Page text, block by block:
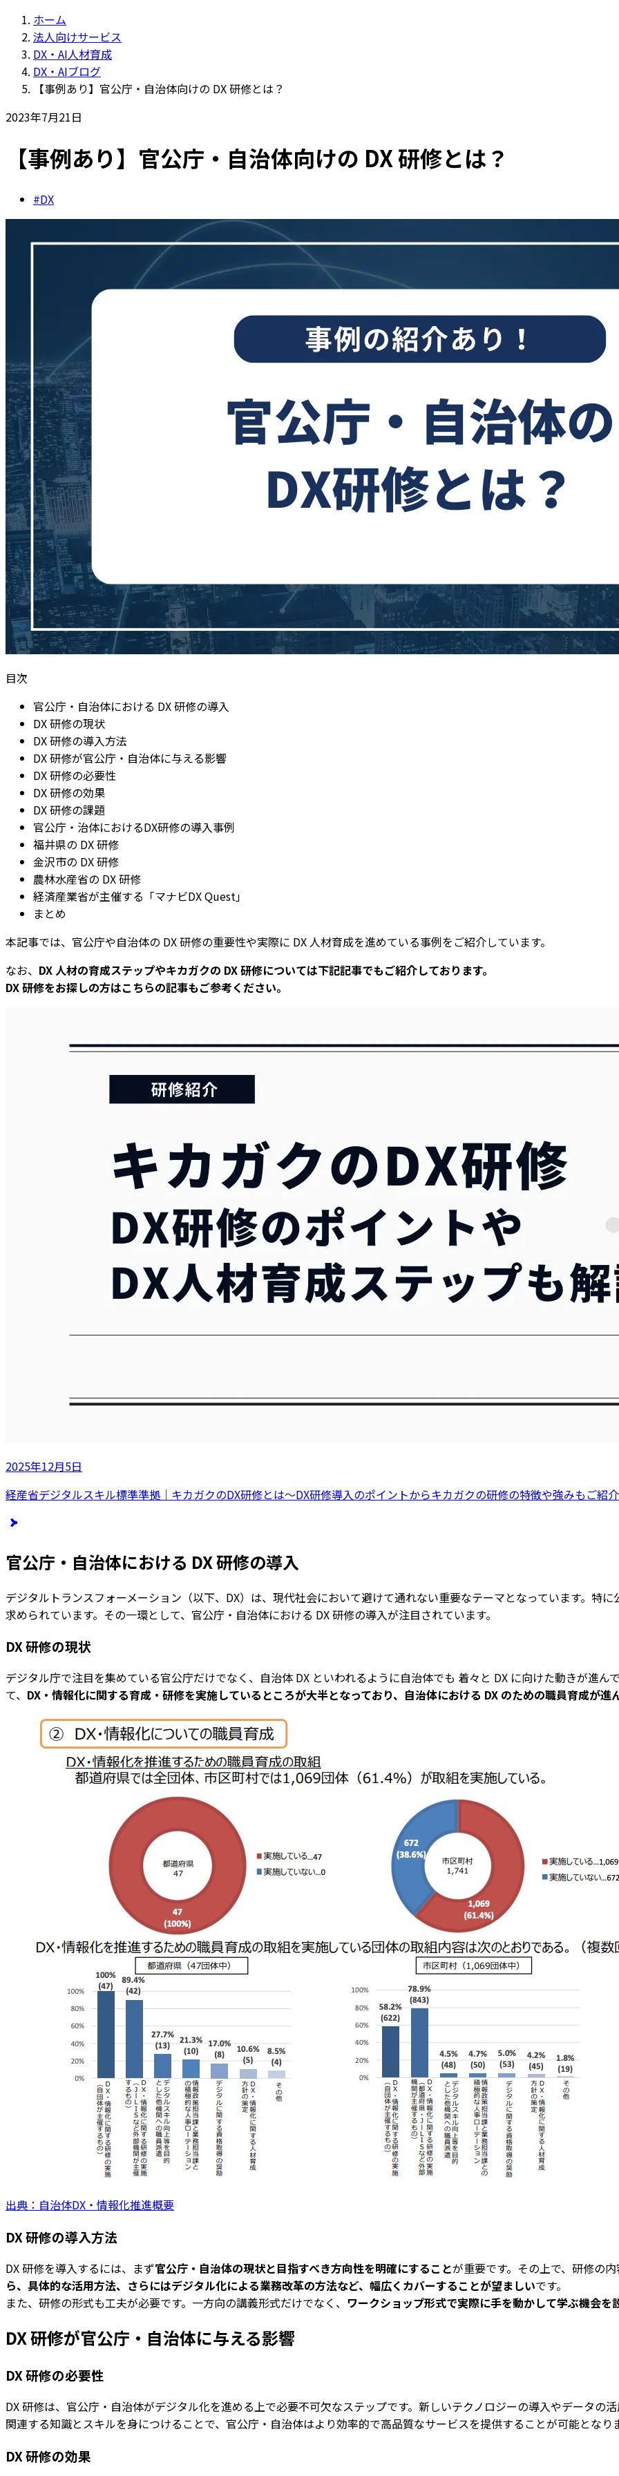
ホーム
法人向けサービス
DX・AI人材育成
DX・AIブログ
【事例あり】官公庁・自治体向けの DX 研修とは？
2023年7月21日
【事例あり】官公庁・自治体向けの DX 研修とは？
#DX
目次
官公庁・自治体における DX 研修の導入
DX 研修の現状
DX 研修の導入方法
DX 研修が官公庁・自治体に与える影響
DX 研修の必要性
DX 研修の効果
DX 研修の課題
官公庁・治体におけるDX研修の導入事例
福井県の DX 研修
金沢市の DX 研修
農林水産省の DX 研修
経済産業省が主催する「マナビDX Quest」
まとめ
本記事では、官公庁や自治体の DX 研修の重要性や実際に DX 人材育成を進めている事例をご紹介しています。
なお、 DX 人材の育成ステップやキカガクの DX 研修については下記記事でもご紹介しております。
DX 研修をお探しの方はこちらの記事もご参考ください。
2025年12月5日
経産省デジタルスキル標準準拠｜キカガクのDX研修とは〜DX研修導入のポイントからキカガクの研修の特徴や強みもご紹
官公庁・自治体における DX 研修の導入
デジタルトランスフォーメーション（以下、DX）は、現代社会において避けて通れない重要なテーマとなっています。特
求められています。その一環として、官公庁・自治体における DX 研修の導入が注目されています。
DX 研修の現状
デジタル庁で注目を集めている官公庁だけでなく、自治体 DX といわれるように自治体でも 着々と DX に向けた動きが進
て、 DX・情報化に関する育成・研修を実施しているところが大半となっており、自治体における DX のための職員育成が進
出典：⾃治体DX・情報化推進概要
DX 研修の導入方法
DX 研修を導入するには、まず官公庁・自治体の現状と目指すべき方向性を明確にすることが重要です。その上で、研修の
ら、具体的な活用方法、さらにはデジタル化による業務改革の方法など、幅広くカバーすることが望ましいです。
また、研修の形式も工夫が必要です。一方向の講義形式だけでなく、 ワークショップ形式で実際に手を動かして学ぶ機会
DX 研修が官公庁・自治体に与える影響
DX 研修の必要性
DX 研修は、官公庁・自治体がデジタル化を進める上で必要不可欠なステップです。新しいテクノロジーの導入やデータの
関連する知識とスキルを身につけることで、官公庁・自治体はより効率的で高品質なサービスを提供することが可能となり
DX 研修の効果